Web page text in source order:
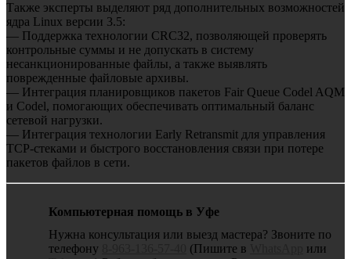
Также эксперты выделяют ряд дополнительных возможностей
ядра Linux версии 3.5:
— Поддержка технологии CRC32, позволяющей проверять
контрольные суммы и не допускать в систему
несанкционированные файлы, а также выявлять
поврежденные файловые архивы.
— Интеграция планировщиков пакетов Fair Queue Codel AQM
и Codel, помогающих обеспечивать оптимальный баланс
сетевой нагрузки.
— Интеграция технологии Early Retransmit для управления
TCP-стеками и быстрого восстановления связи при потере
пакетов файлов в сети.
Компьютерная помощь в Уфе
Нужна консультация или выезд мастера? Звоните по
телефону
(Пишите в
или